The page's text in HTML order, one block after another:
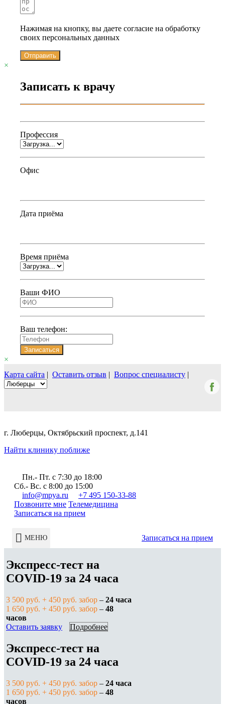
Нажимая на кнопку, вы даете согласие на обработку
своих персональных данных
Отправить
×
Записать к врачу
Профессия
Офис
Дата приёма
Время приёма
Ваши ФИО
Ваш телефон:
Записаться
×
Карта сайта | Оставить отзыв | Вопрос специалисту |
г. Люберцы, Октябрьский проспект, д.141
Найти клинику поближе
Пн.- Пт. c 7:30 до 18:00
Сб.- Вс. с 8:00 до 15:00
info@mpya.ru
+7 495 150-33-88
Позвоните мне Телемедицина
Записаться на прием
МЕНЮ Записаться на прием
Экспресс-тест на
COVID-19 за 24 часа
3 500 руб. + 450 руб. забор – 24 часа
1 650 руб. + 450 руб. забор – 48
часов
Оставить заявку
Подробнее
Экспресс-тест на
COVID-19 за 24 часа
3 500 руб. + 450 руб. забор – 24 часа
1 650 руб. + 450 руб. забор – 48
часов